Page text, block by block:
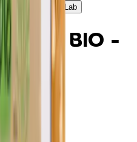
BABY - Mad Lab
BIO -